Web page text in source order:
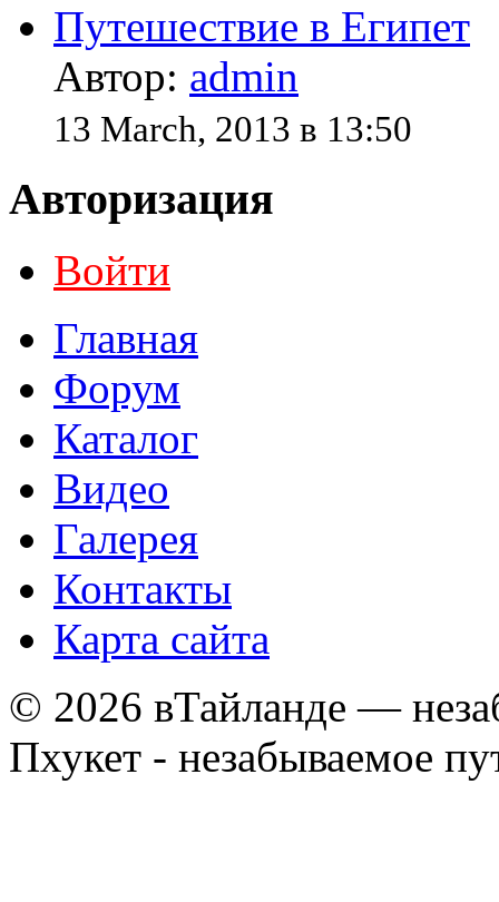
Путешествие в Египет
Автор: admin
13 March, 2013 в 13:50
Авторизация
Войти
Главная
Форум
Каталог
Видео
Галерея
Контакты
Карта сайта
© 2026 вТайланде —
Пхукет - незабываемое